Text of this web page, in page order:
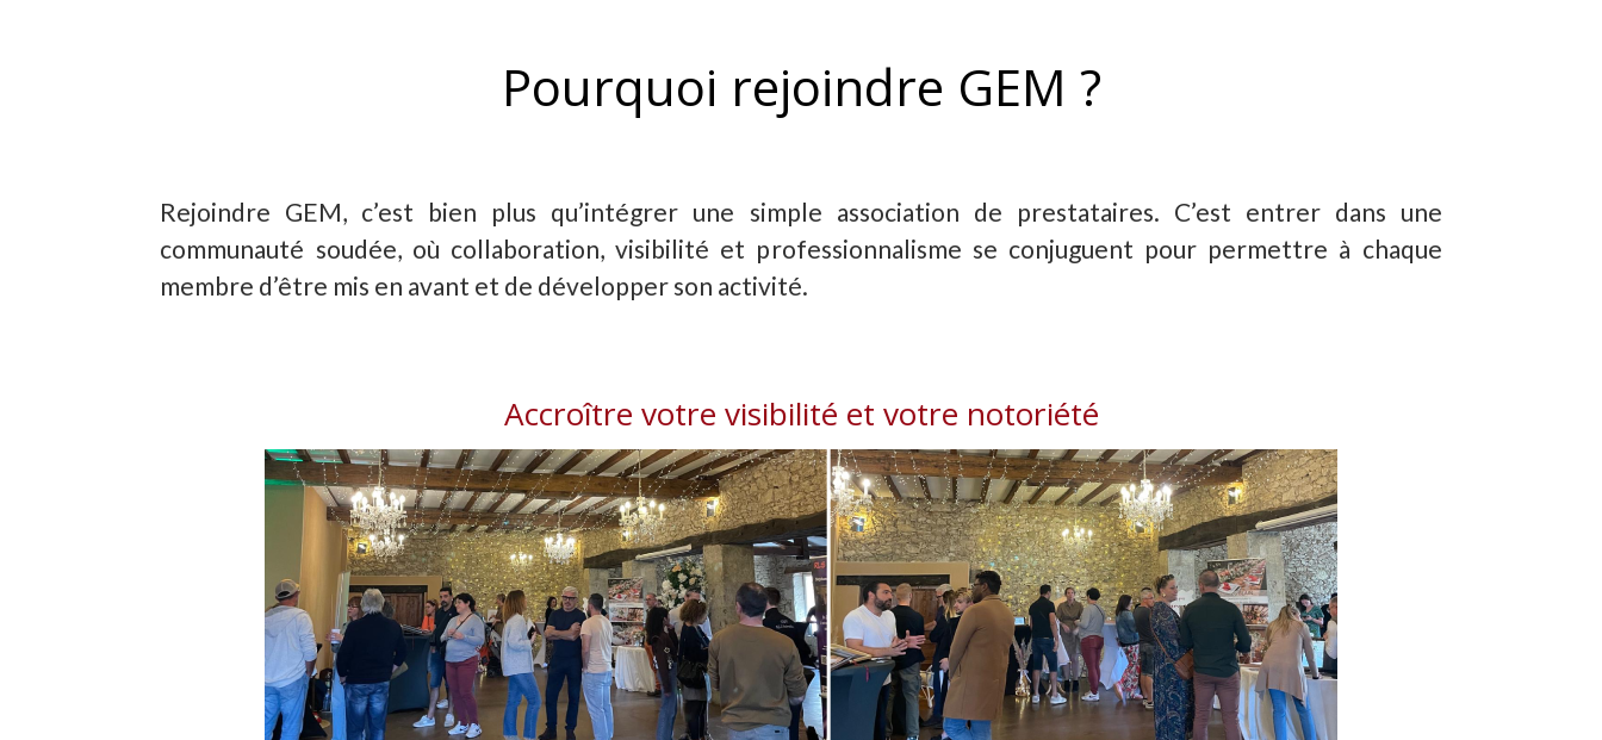
Pourquoi rejoindre GEM ?
Rejoindre GEM, c’est bien plus qu’intégrer une simple association de prestataires. C’est entrer dans une
communauté soudée, où collaboration, visibilité et professionnalisme se conjuguent pour permettre à chaque
membre d’être mis en avant et de développer son activité.
Accroître votre visibilité et votre notoriété